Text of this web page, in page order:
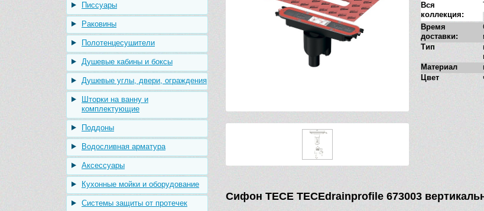
Писсуары
Раковины
Полотенцесушители
Душевые кабины и боксы
Душевые углы, двери, ограждения
Шторки на ванну и
комплектующие
Поддоны
Водосливная арматура
Аксессуары
Кухонные мойки и оборудование
Системы защиты от протечек
Вся
коллекция:
Время
доставки:
Тип
Материал
Цвет
Сифон TECE TECEdrainprofile 673003